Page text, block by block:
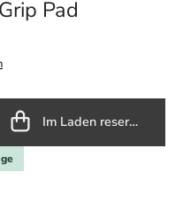
Pad
Im Laden reservieren